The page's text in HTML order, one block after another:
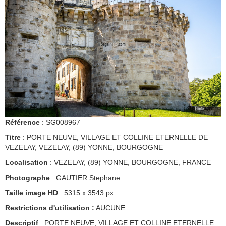
Référence : SG008967
Titre : PORTE NEUVE, VILLAGE ET COLLINE ETERNELLE DE
VEZELAY, VEZELAY, (89) YONNE, BOURGOGNE
Localisation : VEZELAY, (89) YONNE, BOURGOGNE, FRANCE
Photographe : GAUTIER Stephane
Taille image HD : 5315 x 3543 px
Restrictions d'utilisation : AUCUNE
Descriptif : PORTE NEUVE, VILLAGE ET COLLINE ETERNELLE